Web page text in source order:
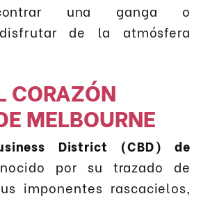
una ganga o
de la atmósfera
CORAZÓN
MELBOURNE
District (CBD) de
por su trazado de
imponentes rascacielos,